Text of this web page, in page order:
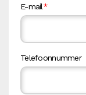
E-mail*
Telefoonnummer